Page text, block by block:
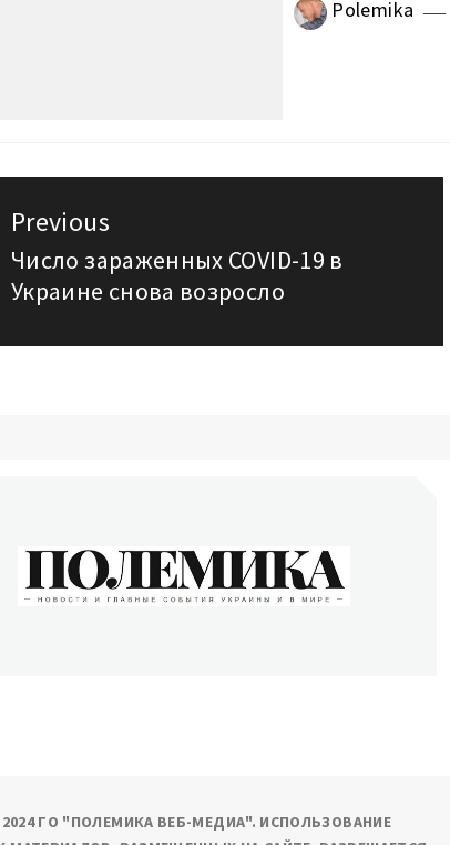
Polemika
Previous
Previous
post:
Число зараженных COVID-19 в
Украине снова возросло
2024 ГО "ПОЛЕМИКА ВЕБ-МЕДИА". ИСПОЛЬЗОВАНИЕ